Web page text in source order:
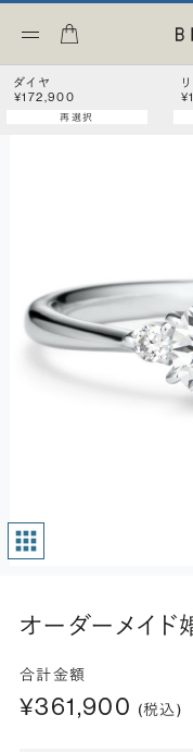
ダイヤ
¥172,900
再選択
オーダーメイ
合計金額
¥361,900 (税込)